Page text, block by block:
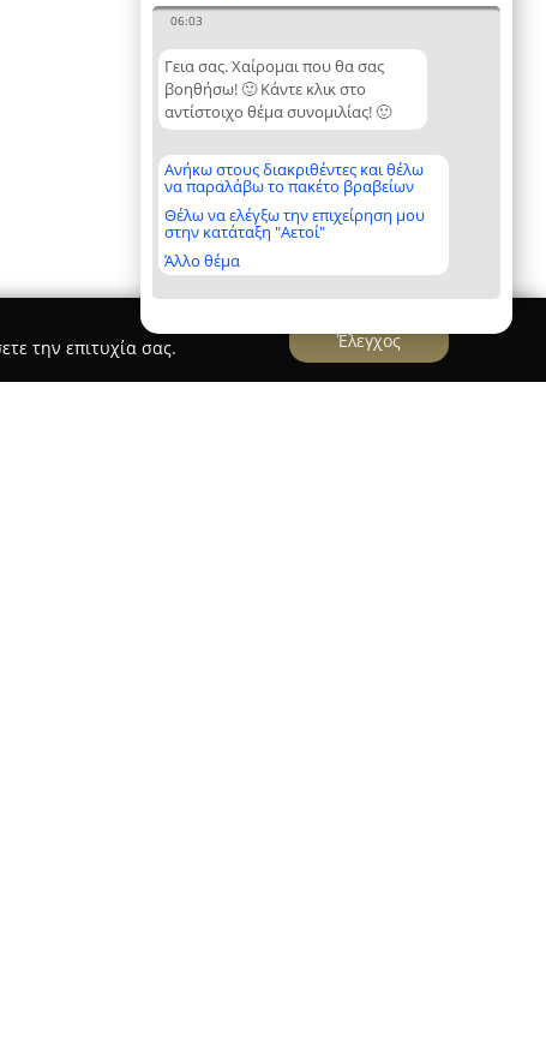
06:03
Γεια σας. Χαίρομαι που θα σας
βοηθήσω! 🙂 Κάντε κλικ στο
αντίστοιχο θέμα συνομιλίας! 🙂
Ανήκω στους διακριθέντες και θέλω
να παραλάβω το πακέτο βραβείων
Θέλω να ελέγξω την επιχείρηση μου
στην κατάταξη "Αετοί"
Άλλο θέμα
την επιτυχία σας.
Έλεγχος